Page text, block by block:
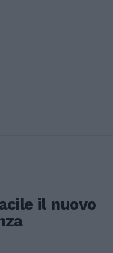
il nuovo